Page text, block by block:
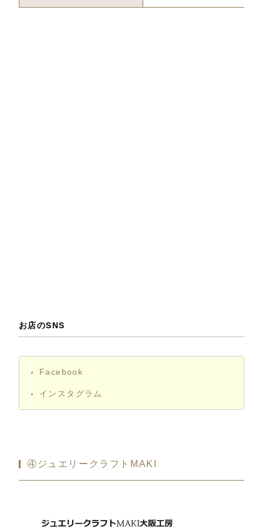
お店のSNS
Facebook
インスタグラム
④ジュエリークラフトMAKI